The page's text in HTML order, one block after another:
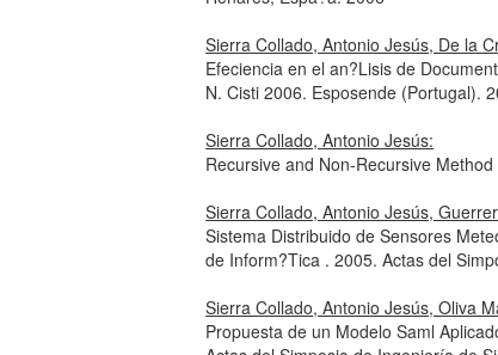
Sierra Collado, Antonio Jesús, De la
Efeciencia en el an?Lisis de
N. Cisti 2006. Esposende (Portugal).
Sierra Collado, Antonio Jesús:
Recursive and Non-Recursive
Sierra Collado, Antonio Jesús,
Sistema Distribuido de Sensores
de Inform?Tica . 2005. Actas del
Sierra Collado, Antonio Jesús, Oliva
Propuesta de un Modelo Saml